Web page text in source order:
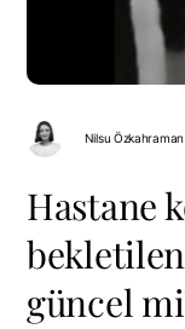
Nilsu Özkahraman
Hastane
güncel